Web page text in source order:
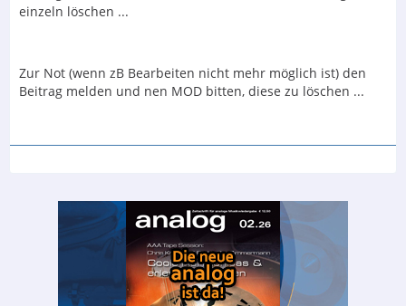
einzeln löschen ...
Zur Not (wenn zB Bearbeiten nicht mehr möglich ist) den
Beitrag melden und nen MOD bitten, diese zu löschen ...